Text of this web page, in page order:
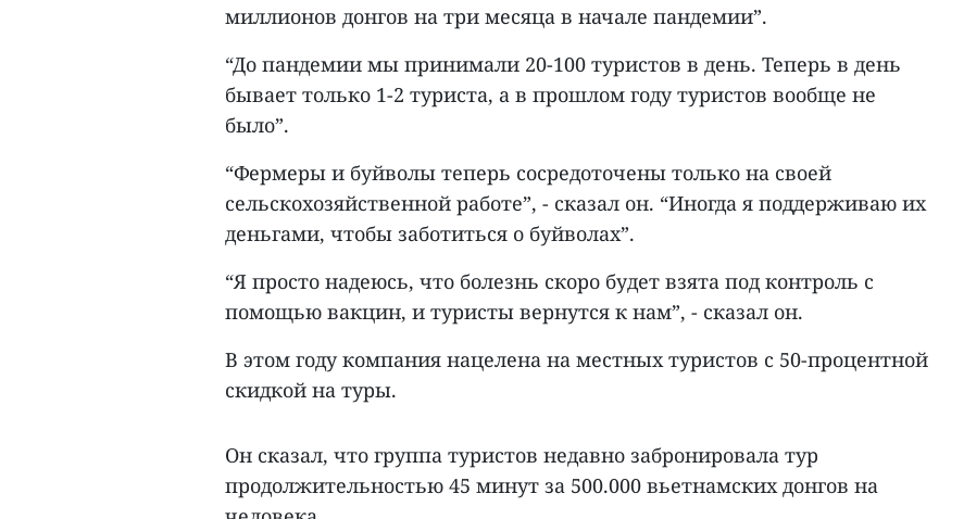
миллионов донгов на три месяца в начале пандемии”.
“До пандемии мы принимали 20-100 туристов в день. Теперь в день
бывает только 1-2 туриста, а в прошлом году туристов вообще не
было”.
“Фермеры и буйволы теперь сосредоточены только на своей
сельскохозяйственной работе”, - сказал он. “Иногда я поддерживаю их
деньгами, чтобы заботиться о буйволах”.
“Я просто надеюсь, что болезнь скоро будет взята под контроль с
помощью вакцин, и туристы вернутся к нам”, - сказал он.
В этом году компания нацелена на местных туристов с 50-процентной
скидкой на туры.
Он сказал, что группа туристов недавно забронировала тур
продолжительностью 45 минут за 500.000 вьетнамских донгов на